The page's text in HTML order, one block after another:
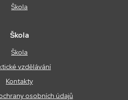
Škola
Škola
Škola
vzdělávání
Kontakty
osobních údajů